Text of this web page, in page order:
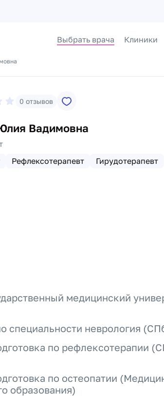
Выбрать врача Клиники
0 отзывов
Вадимовна
Рефлексотерапевт Гирудотерапевт
медицинский
специальности неврология
по рефлексотерапии
по остеопатии
образования)